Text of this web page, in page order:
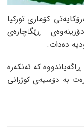
کۆماری تورکیا
ڕێگاچارەی
دەدات.
کە ئەنکەرە
بە دۆسیەی کوژرانی